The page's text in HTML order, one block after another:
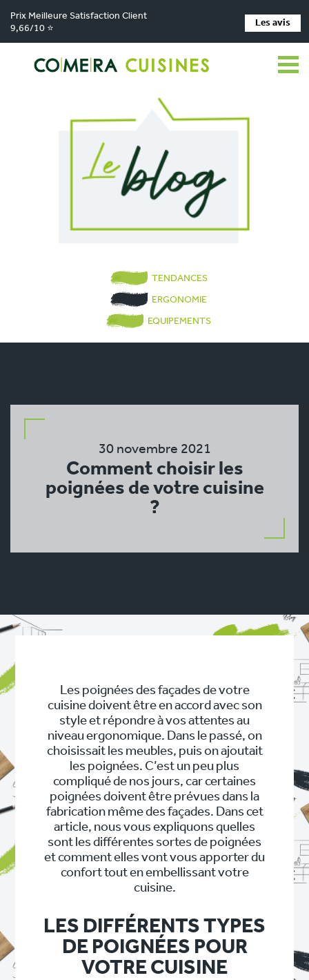
Prix Meilleure Satisfaction Client
9,66/10 ⭐
Les avis
TENDANCES
ERGONOMIE
EQUIPEMENTS
30 novembre 2021
Comment choisir les
poignées de votre cuisine
?
Les poignées des façades de votre
cuisine doivent être en accord avec son
style et répondre à vos attentes au
niveau ergonomique. Dans le passé, on
choisissait les meubles, puis on ajoutait
les poignées. C’est un peu plus
compliqué de nos jours, car certaines
poignées doivent être prévues dans la
fabrication même des façades. Dans cet
article, nous vous expliquons quelles
sont les différentes sortes de poignées
et comment elles vont vous apporter du
confort tout en embellissant votre
cuisine.
LES DIFFÉRENTS TYPES
DE POIGNÉES POUR
VOTRE CUISINE